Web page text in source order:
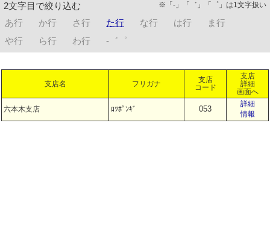
2文字目で絞り込む
※「-」「゛」「゜」は1文字扱い
あ行 か行 さ行 た行 な行 は行
ま行
や行
ら行 わ行 -゛゜
支店名 フリガナ
支店
コード
支店
詳細
画面へ
六本木支店 ﾛﾂﾎﾟﾝｷﾞ 053
詳細
情報